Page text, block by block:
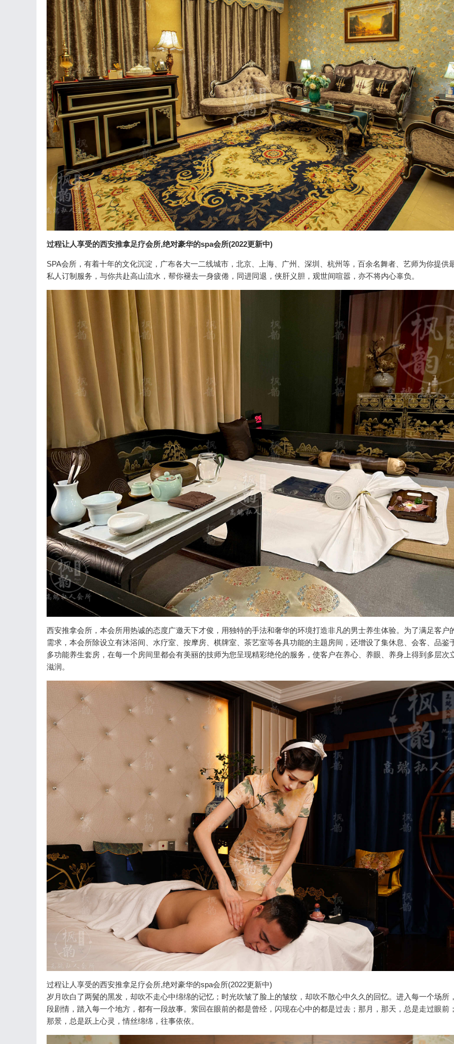
过程让人享受的西安推拿足疗会所,绝对豪华的spa会所(2022更新中)
SPA会所，有着十年的文化沉淀，广布各大一二线城市，北京、上海、广州、深圳、杭州等，百余名舞者、艺师为你提供
私人订制服务，与你共赴高山流水，帮你褪去一身疲倦，同进同退，侠肝义胆，观世间喧嚣，亦不将内心辜负。
西安推拿会所，本会所用热诚的态度广邀天下才俊，用独特的手法和奢华的环境打造非凡的男士养生体验。为了满足客户
需求，本会所除设立有沐浴间、水疗室、按摩房、棋牌室、茶艺室等各具功能的主题房间，还增设了集休息、会客、品鉴
多功能养生套房，在每一个房间里都会有美丽的技师为您呈现精彩绝伦的服务，使客户在养心、养眼、养身上得到多层次
滋润。
过程让人享受的西安推拿足疗会所,绝对豪华的spa会所(2022更新中)
岁月吹白了两鬓的黑发，却吹不走心中绵绵的记忆；时光吹皱了脸上的皱纹，却吹不散心中久久的回忆。进入每一个场所
段剧情，踏入每一个地方，都有一段故事。萦回在眼前的都是曾经，闪现在心中的都是过去；那月，那天，总是走过眼前
那景，总是跃上心灵，情丝绵绵，往事依依。